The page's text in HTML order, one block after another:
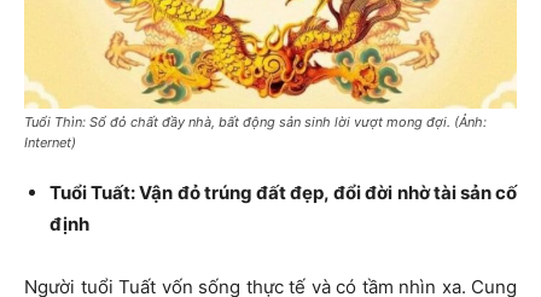
Tuổi Thìn: Sổ đỏ chất đầy nhà, bất động sản sinh lời vượt mong đợi. (Ảnh:
Internet)
Tuổi Tuất: Vận đỏ trúng đất đẹp, đổi đời nhờ tài sản cố
định
Người tuổi Tuất vốn sống thực tế và có tầm nhìn xa. Cung